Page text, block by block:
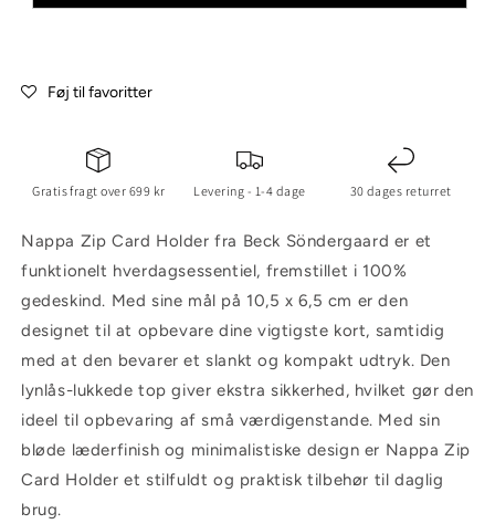
Føj til favoritter
Gratis fragt over 699 kr Levering - 1-4 dage 30 dages returret
Nappa Zip Card Holder fra Beck Söndergaard er et
funktionelt hverdagsessentiel, fremstillet i 100%
gedeskind. Med sine mål på 10,5 x 6,5 cm er den
designet til at opbevare dine vigtigste kort, samtidig
med at den bevarer et slankt og kompakt udtryk. Den
lynlås-lukkede top giver ekstra sikkerhed, hvilket gør den
ideel til opbevaring af små værdigenstande. Med sin
bløde læderfinish og minimalistiske design er Nappa Zip
Card Holder et stilfuldt og praktisk tilbehør til daglig
brug.